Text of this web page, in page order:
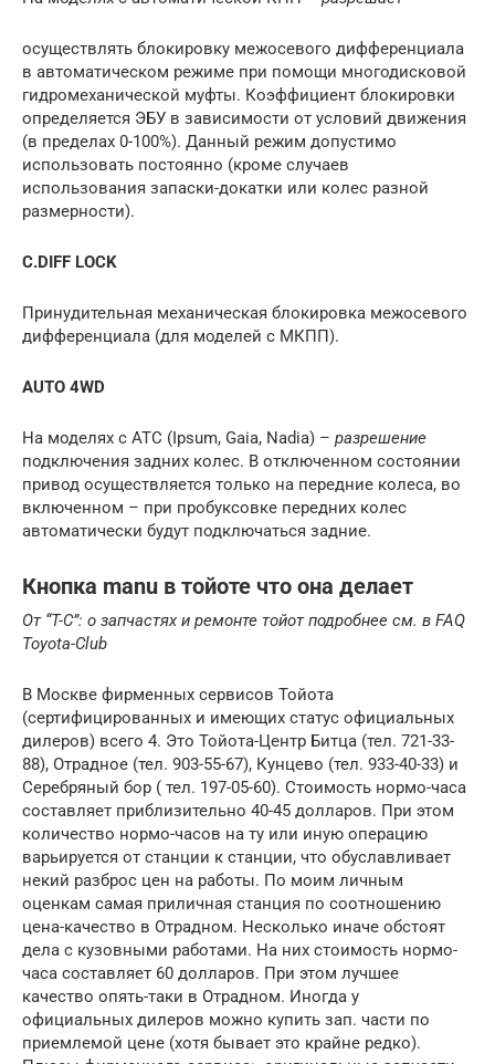
осуществлять блокировку межосевого дифференциала
в автоматическом режиме при помощи многодисковой
гидромеханической муфты. Коэффициент блокировки
определяется ЭБУ в зависимости от условий движения
(в пределах 0-100%). Данный режим допустимо
использовать постоянно (кроме случаев
использования запаски-докатки или колес разной
размерности).
C.DIFF LOCK
Принудительная механическая блокировка межосевого
дифференциала (для моделей с МКПП).
AUTO 4WD
На моделях с ATC (Ipsum, Gaia, Nadia) – разрешение
подключения задних колес. В отключенном состоянии
привод осуществляется только на передние колеса, во
включенном – при пробуксовке передних колес
автоматически будут подключаться задние.
Кнопка manu в тойоте что она делает
От “T-C”: о запчастях и ремонте тойот подробнее см. в FAQ
Toyota-Club
В Москве фирменных сервисов Тойота
(сертифицированных и имеющих статус официальных
дилеров) всего 4. Это Тойота-Центр Битца (тел. 721-33-
88), Отрадное (тел. 903-55-67), Кунцево (тел. 933-40-33) и
Серебряный бор ( тел. 197-05-60). Стоимость нормо-часа
составляет приблизительно 40-45 долларов. При этом
количество нормо-часов на ту или иную операцию
варьируется от станции к станции, что обуславливает
некий разброс цен на работы. По моим личным
оценкам самая приличная станция по соотношению
цена-качество в Отрадном. Несколько иначе обстоят
дела с кузовными работами. На них стоимость нормо-
часа составляет 60 долларов. При этом лучшее
качество опять-таки в Отрадном. Иногда у
официальных дилеров можно купить зап. части по
приемлемой цене (хотя бывает это крайне редко).